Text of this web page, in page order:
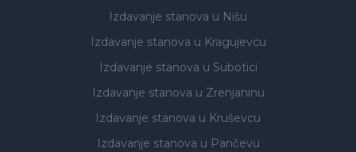
Izdavanje stanova u Nišu
Izdavanje stanova u Kragujevcu
Izdavanje stanova u Subotici
Izdavanje stanova u Zrenjaninu
Izdavanje stanova u Kruševcu
Izdavanje stanova u Pančevu